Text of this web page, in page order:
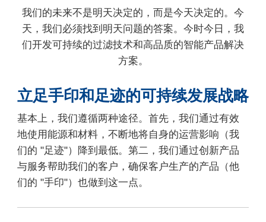
我们的未来不是明天决定的，而是今天决定的。今
天，我们必须找到明天问题的答案。今时今日，我
们开发可持续的过滤技术和高品质的智能产品解决
方案。
立足手印和足迹的可持续发展战略
基本上，我们遵循两种途径。首先，我们通过有效
地使用能源和材料，不断地将自身的运营影响（我
们的 "足迹"）降到最低。第二，我们通过创新产品
与服务帮助我们的客户，确保客户生产的产品（他
们的 "手印"）也做到这一点。